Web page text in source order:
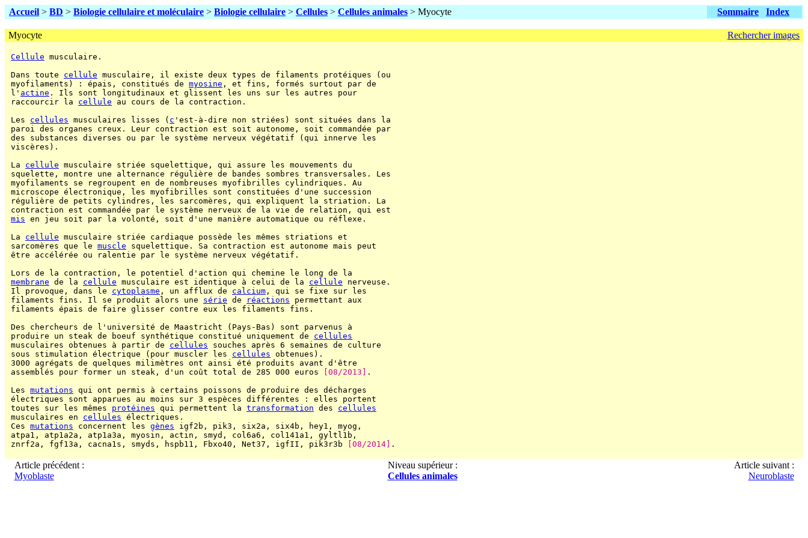
Accueil > BD > Biologie cellulaire et moléculaire > Biologie cellulaire > Cellules > Cellules animales > Myocyte Sommaire Index
Myocyte Rechercher images
Cellule musculaire.
Dans toute cellule musculaire, il existe deux types de filaments protéiques (ou
myofilaments) : épais, constitués de myosine , et fins, formés surtout par de
l' actine . Ils sont longitudinaux et glissent les uns sur les autres pour
raccourcir la cellule au cours de la contraction.
Les cellules musculaires lisses ( c 'est-à-dire non striées) sont situées dans la
paroi des organes creux. Leur contraction est soit autonome, soit commandée par
des substances diverses ou par le système nerveux végétatif (qui innerve les
viscères).
La cellule musculaire striée squelettique, qui assure les mouvements du
squelette, montre une alternance régulière de bandes sombres transversales. Les
myofilaments se regroupent en de nombreuses myofibrilles cylindriques. Au
microscope électronique, les myofibrilles sont constituées d'une succession
régulière de petits cylindres, les sarcomères, qui expliquent la striation. La
contraction est commandée par le système nerveux de la vie de relation, qui est
mis en jeu soit par la volonté, soit d'une manière automatique ou réflexe.
La cellule musculaire striée cardiaque possède les mêmes striations et
sarcomères que le muscle squelettique. Sa contraction est autonome mais peut
être accélérée ou ralentie par le système nerveux végétatif.
Lors de la contraction, le potentiel d'action qui chemine le long de la
membrane de la cellule musculaire est identique à celui de la cellule nerveuse.
Il provoque, dans le cytoplasme , un afflux de calcium , qui se fixe sur les
filaments fins. Il se produit alors une série de réactions permettant aux
filaments épais de faire glisser contre eux les filaments fins.
Des chercheurs de l'université de Maastricht (Pays-Bas) sont parvenus à
produire un steak de boeuf synthétique constitué uniquement de cellules
musculaires obtenues à partir de cellules souches après 6 semaines de culture
sous stimulation électrique (pour muscler les cellules obtenues).
3000 agrégats de quelques milimètres ont ainsi été produits avant d'être
assemblés pour former un steak, d'un coût total de 285 000 euros
[08/2013]
.
Les mutations qui ont permis à certains poissons de produire des décharges
électriques sont apparues au moins sur 3 espèces différentes : elles portent
toutes sur les mêmes protéines qui permettent la transformation des cellules
musculaires en cellules électriques.
Ces mutations concernent les gènes igf2b, pik3, six2a, six4b, hey1, myog,
atpa1, atp1a2a, atp1a3a, myosin, actin, smyd, col6a6, col141a1, gyltl1b,
znrf2a, fgf13a, cacna1s, smyds, hspb11, Fbxo40, Net37, igfII, pik3r3b
[08/2014] .
Article précédent :
Myoblaste
Niveau supérieur :
Cellules animales
Article suivant :
Neuroblaste